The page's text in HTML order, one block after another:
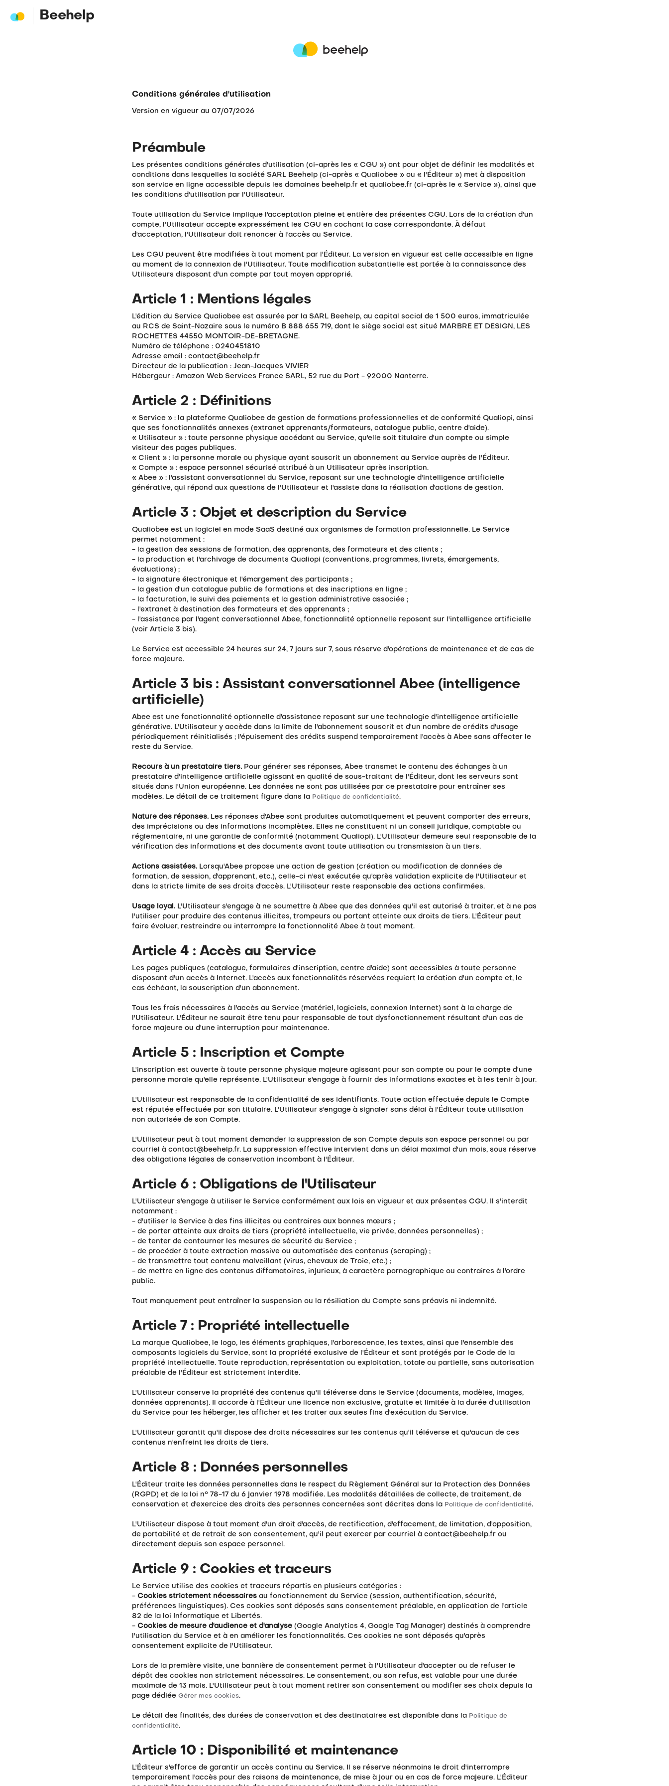
Beehelp
Conditions générales d'utilisation
Version en vigueur au 07/07/2026
Préambule
Les présentes conditions générales d'utilisation (ci-après les « CGU ») ont pour objet de définir les modalités et
conditions dans lesquelles la société SARL Beehelp (ci-après « Qualiobee » ou « l'Éditeur ») met à disposition
son service en ligne accessible depuis les domaines beehelp.fr et qualiobee.fr (ci-après le « Service »), ainsi que
les conditions d'utilisation par l'Utilisateur.
Toute utilisation du Service implique l'acceptation pleine et entière des présentes CGU. Lors de la création d'un
compte, l'Utilisateur accepte expressément les CGU en cochant la case correspondante. À défaut
d'acceptation, l'Utilisateur doit renoncer à l'accès au Service.
Les CGU peuvent être modifiées à tout moment par l'Éditeur. La version en vigueur est celle accessible en ligne
au moment de la connexion de l'Utilisateur. Toute modification substantielle est portée à la connaissance des
Utilisateurs disposant d'un compte par tout moyen approprié.
Article 1 : Mentions légales
L'édition du Service Qualiobee est assurée par la SARL Beehelp, au capital social de 1 500 euros, immatriculée
au RCS de Saint-Nazaire sous le numéro B 888 655 719, dont le siège social est situé MARBRE ET DESIGN, LES
ROCHETTES 44550 MONTOIR-DE-BRETAGNE.
Numéro de téléphone : 0240451810
Adresse email : contact@beehelp.fr
Directeur de la publication : Jean-Jacques VIVIER
Hébergeur : Amazon Web Services France SARL, 52 rue du Port - 92000 Nanterre.
Article 2 : Définitions
« Service » : la plateforme Qualiobee de gestion de formations professionnelles et de conformité Qualiopi, ainsi
que ses fonctionnalités annexes (extranet apprenants/formateurs, catalogue public, centre d'aide).
« Utilisateur » : toute personne physique accédant au Service, qu'elle soit titulaire d'un compte ou simple
visiteur des pages publiques.
« Client » : la personne morale ou physique ayant souscrit un abonnement au Service auprès de l'Éditeur.
« Compte » : espace personnel sécurisé attribué à un Utilisateur après inscription.
« Abee » : l'assistant conversationnel du Service, reposant sur une technologie d'intelligence artificielle
générative, qui répond aux questions de l'Utilisateur et l'assiste dans la réalisation d'actions de gestion.
Article 3 : Objet et description du Service
Qualiobee est un logiciel en mode SaaS destiné aux organismes de formation professionnelle. Le Service
permet notamment :
- la gestion des sessions de formation, des apprenants, des formateurs et des clients ;
- la production et l'archivage de documents Qualiopi (conventions, programmes, livrets, émargements,
évaluations) ;
- la signature électronique et l'émargement des participants ;
- la gestion d'un catalogue public de formations et des inscriptions en ligne ;
- la facturation, le suivi des paiements et la gestion administrative associée ;
- l'extranet à destination des formateurs et des apprenants ;
- l'assistance par l'agent conversationnel Abee, fonctionnalité optionnelle reposant sur l'intelligence artificielle
(voir Article 3 bis).
Le Service est accessible 24 heures sur 24, 7 jours sur 7, sous réserve d'opérations de maintenance et de cas de
force majeure.
Article 3 bis : Assistant conversationnel Abee (intelligence
artificielle)
Abee est une fonctionnalité optionnelle d'assistance reposant sur une technologie d'intelligence artificielle
générative. L'Utilisateur y accède dans la limite de l'abonnement souscrit et d'un nombre de crédits d'usage
périodiquement réinitialisés ; l'épuisement des crédits suspend temporairement l'accès à Abee sans affecter le
reste du Service.
Recours à un prestataire tiers. Pour générer ses réponses, Abee transmet le contenu des échanges à un
prestataire d'intelligence artificielle agissant en qualité de sous-traitant de l'Éditeur, dont les serveurs sont
situés dans l'Union européenne. Les données ne sont pas utilisées par ce prestataire pour entraîner ses
modèles. Le détail de ce traitement figure dans la Politique de confidentialité.
Nature des réponses. Les réponses d'Abee sont produites automatiquement et peuvent comporter des erreurs,
des imprécisions ou des informations incomplètes. Elles ne constituent ni un conseil juridique, comptable ou
réglementaire, ni une garantie de conformité (notamment Qualiopi). L'Utilisateur demeure seul responsable de la
vérification des informations et des documents avant toute utilisation ou transmission à un tiers.
Actions assistées. Lorsqu'Abee propose une action de gestion (création ou modification de données de
formation, de session, d'apprenant, etc.), celle-ci n'est exécutée qu'après validation explicite de l'Utilisateur et
dans la stricte limite de ses droits d'accès. L'Utilisateur reste responsable des actions confirmées.
Usage loyal. L'Utilisateur s'engage à ne soumettre à Abee que des données qu'il est autorisé à traiter, et à ne pas
l'utiliser pour produire des contenus illicites, trompeurs ou portant atteinte aux droits de tiers. L'Éditeur peut
faire évoluer, restreindre ou interrompre la fonctionnalité Abee à tout moment.
Article 4 : Accès au Service
Les pages publiques (catalogue, formulaires d'inscription, centre d'aide) sont accessibles à toute personne
disposant d'un accès à Internet. L'accès aux fonctionnalités réservées requiert la création d'un compte et, le
cas échéant, la souscription d'un abonnement.
Tous les frais nécessaires à l'accès au Service (matériel, logiciels, connexion Internet) sont à la charge de
l'Utilisateur. L'Éditeur ne saurait être tenu pour responsable de tout dysfonctionnement résultant d'un cas de
force majeure ou d'une interruption pour maintenance.
Article 5 : Inscription et Compte
L'inscription est ouverte à toute personne physique majeure agissant pour son compte ou pour le compte d'une
personne morale qu'elle représente. L'Utilisateur s'engage à fournir des informations exactes et à les tenir à jour.
L'Utilisateur est responsable de la confidentialité de ses identifiants. Toute action effectuée depuis le Compte
est réputée effectuée par son titulaire. L'Utilisateur s'engage à signaler sans délai à l'Éditeur toute utilisation
non autorisée de son Compte.
L'Utilisateur peut à tout moment demander la suppression de son Compte depuis son espace personnel ou par
courriel à contact@beehelp.fr. La suppression effective intervient dans un délai maximal d'un mois, sous réserve
des obligations légales de conservation incombant à l'Éditeur.
Article 6 : Obligations de l'Utilisateur
L'Utilisateur s'engage à utiliser le Service conformément aux lois en vigueur et aux présentes CGU. Il s'interdit
notamment :
- d'utiliser le Service à des fins illicites ou contraires aux bonnes mœurs ;
- de porter atteinte aux droits de tiers (propriété intellectuelle, vie privée, données personnelles) ;
- de tenter de contourner les mesures de sécurité du Service ;
- de procéder à toute extraction massive ou automatisée des contenus (scraping) ;
- de transmettre tout contenu malveillant (virus, chevaux de Troie, etc.) ;
- de mettre en ligne des contenus diffamatoires, injurieux, à caractère pornographique ou contraires à l'ordre
public.
Tout manquement peut entraîner la suspension ou la résiliation du Compte sans préavis ni indemnité.
Article 7 : Propriété intellectuelle
La marque Qualiobee, le logo, les éléments graphiques, l'arborescence, les textes, ainsi que l'ensemble des
composants logiciels du Service, sont la propriété exclusive de l'Éditeur et sont protégés par le Code de la
propriété intellectuelle. Toute reproduction, représentation ou exploitation, totale ou partielle, sans autorisation
préalable de l'Éditeur est strictement interdite.
L'Utilisateur conserve la propriété des contenus qu'il téléverse dans le Service (documents, modèles, images,
données apprenants). Il accorde à l'Éditeur une licence non exclusive, gratuite et limitée à la durée d'utilisation
du Service pour les héberger, les afficher et les traiter aux seules fins d'exécution du Service.
L'Utilisateur garantit qu'il dispose des droits nécessaires sur les contenus qu'il téléverse et qu'aucun de ces
contenus n'enfreint les droits de tiers.
Article 8 : Données personnelles
L'Éditeur traite les données personnelles dans le respect du Règlement Général sur la Protection des Données
(RGPD) et de la loi n° 78-17 du 6 janvier 1978 modifiée. Les modalités détaillées de collecte, de traitement, de
conservation et d'exercice des droits des personnes concernées sont décrites dans la Politique de confidentialité.
L'Utilisateur dispose à tout moment d'un droit d'accès, de rectification, d'effacement, de limitation, d'opposition,
de portabilité et de retrait de son consentement, qu'il peut exercer par courriel à contact@beehelp.fr ou
directement depuis son espace personnel.
Article 9 : Cookies et traceurs
Le Service utilise des cookies et traceurs répartis en plusieurs catégories :
-Cookies strictement nécessaires au fonctionnement du Service (session, authentification, sécurité,
préférences linguistiques). Ces cookies sont déposés sans consentement préalable, en application de l'article
82 de la loi Informatique et Libertés.
-Cookies de mesure d'audience et d'analyse (Google Analytics 4, Google Tag Manager) destinés à comprendre
l'utilisation du Service et à en améliorer les fonctionnalités. Ces cookies ne sont déposés qu'après
consentement explicite de l'Utilisateur.
Lors de la première visite, une bannière de consentement permet à l'Utilisateur d'accepter ou de refuser le
dépôt des cookies non strictement nécessaires. Le consentement, ou son refus, est valable pour une durée
maximale de 13 mois. L'Utilisateur peut à tout moment retirer son consentement ou modifier ses choix depuis la
page dédiéeGérer mes cookies.
Le détail des finalités, des durées de conservation et des destinataires est disponible dans la Politique de
confidentialité.
Article 10 : Disponibilité et maintenance
L'Éditeur s'efforce de garantir un accès continu au Service. Il se réserve néanmoins le droit d'interrompre
temporairement l'accès pour des raisons de maintenance, de mise à jour ou en cas de force majeure. L'Éditeur